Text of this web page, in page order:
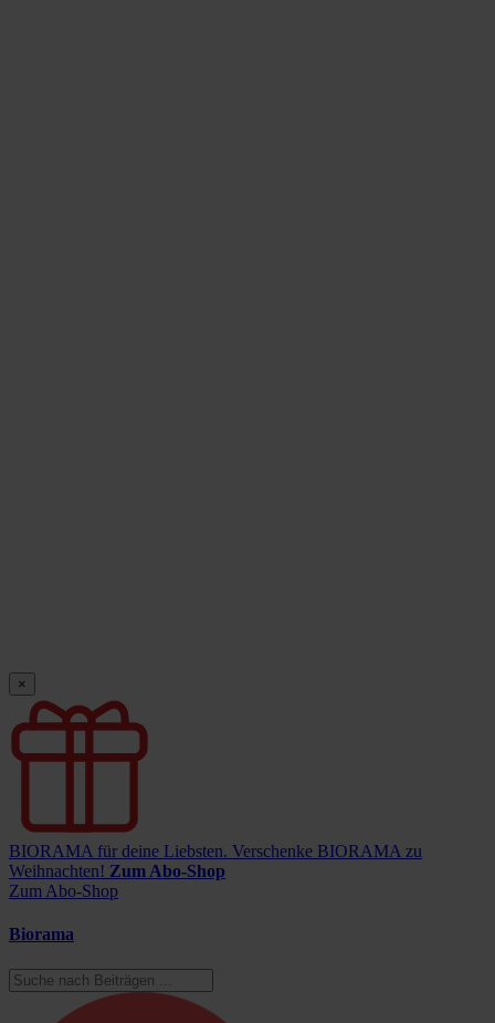
×
BIORAMA für deine Liebsten. Verschenke BIORAMA zu
Weihnachten! Zum Abo-Shop
Zum Abo-Shop
Biorama